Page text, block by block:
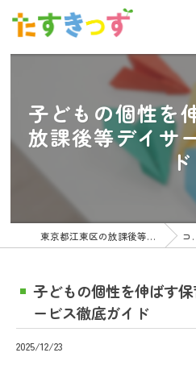
子どもの個性を
放課後等デイサ
ド
東京都江東区の放課後等デイサービスの求人ならたすきっず コラム
子どもの個性を伸ばす
ービス徹底ガイド
2025/12/23